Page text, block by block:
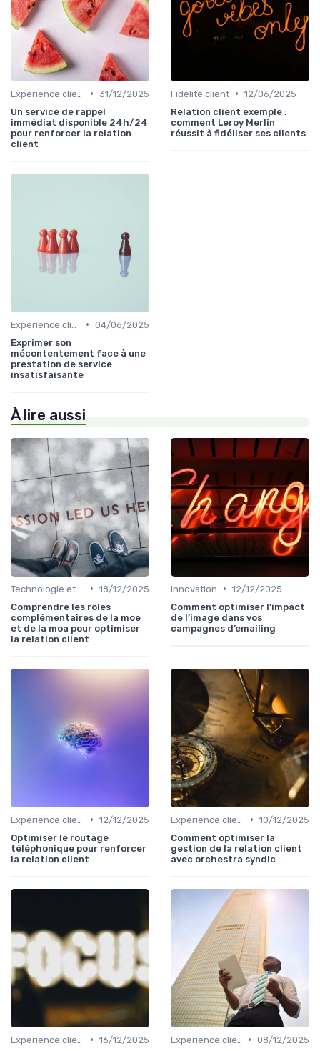
• 31/12/2025
Un service de rappel
immédiat disponible 24h/24
pour renforcer la relation
client
Fidélité client • 12/06/2025
Relation client exemple :
comment Leroy Merlin
réussit à fidéliser ses clients
• 04/06/2025
Exprimer son
mécontentement face à une
prestation de service
insatisfaisante
À lire aussi
• 18/12/2025
Comprendre les rôles
complémentaires de la moe
et de la moa pour optimiser
la relation client
Innovation • 12/12/2025
Comment optimiser l’impact
de l’image dans vos
campagnes d’emailing
• 12/12/2025
Optimiser le routage
téléphonique pour renforcer
la relation client
• 10/12/2025
Comment optimiser la
gestion de la relation client
avec orchestra syndic
• 16/12/2025
• 08/12/2025